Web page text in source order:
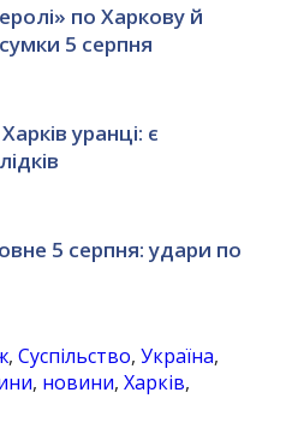
по Харкову й
5 серпня
уранці: є
5 серпня: удари по
,Суспільство,Україна,
, новини,Харків,